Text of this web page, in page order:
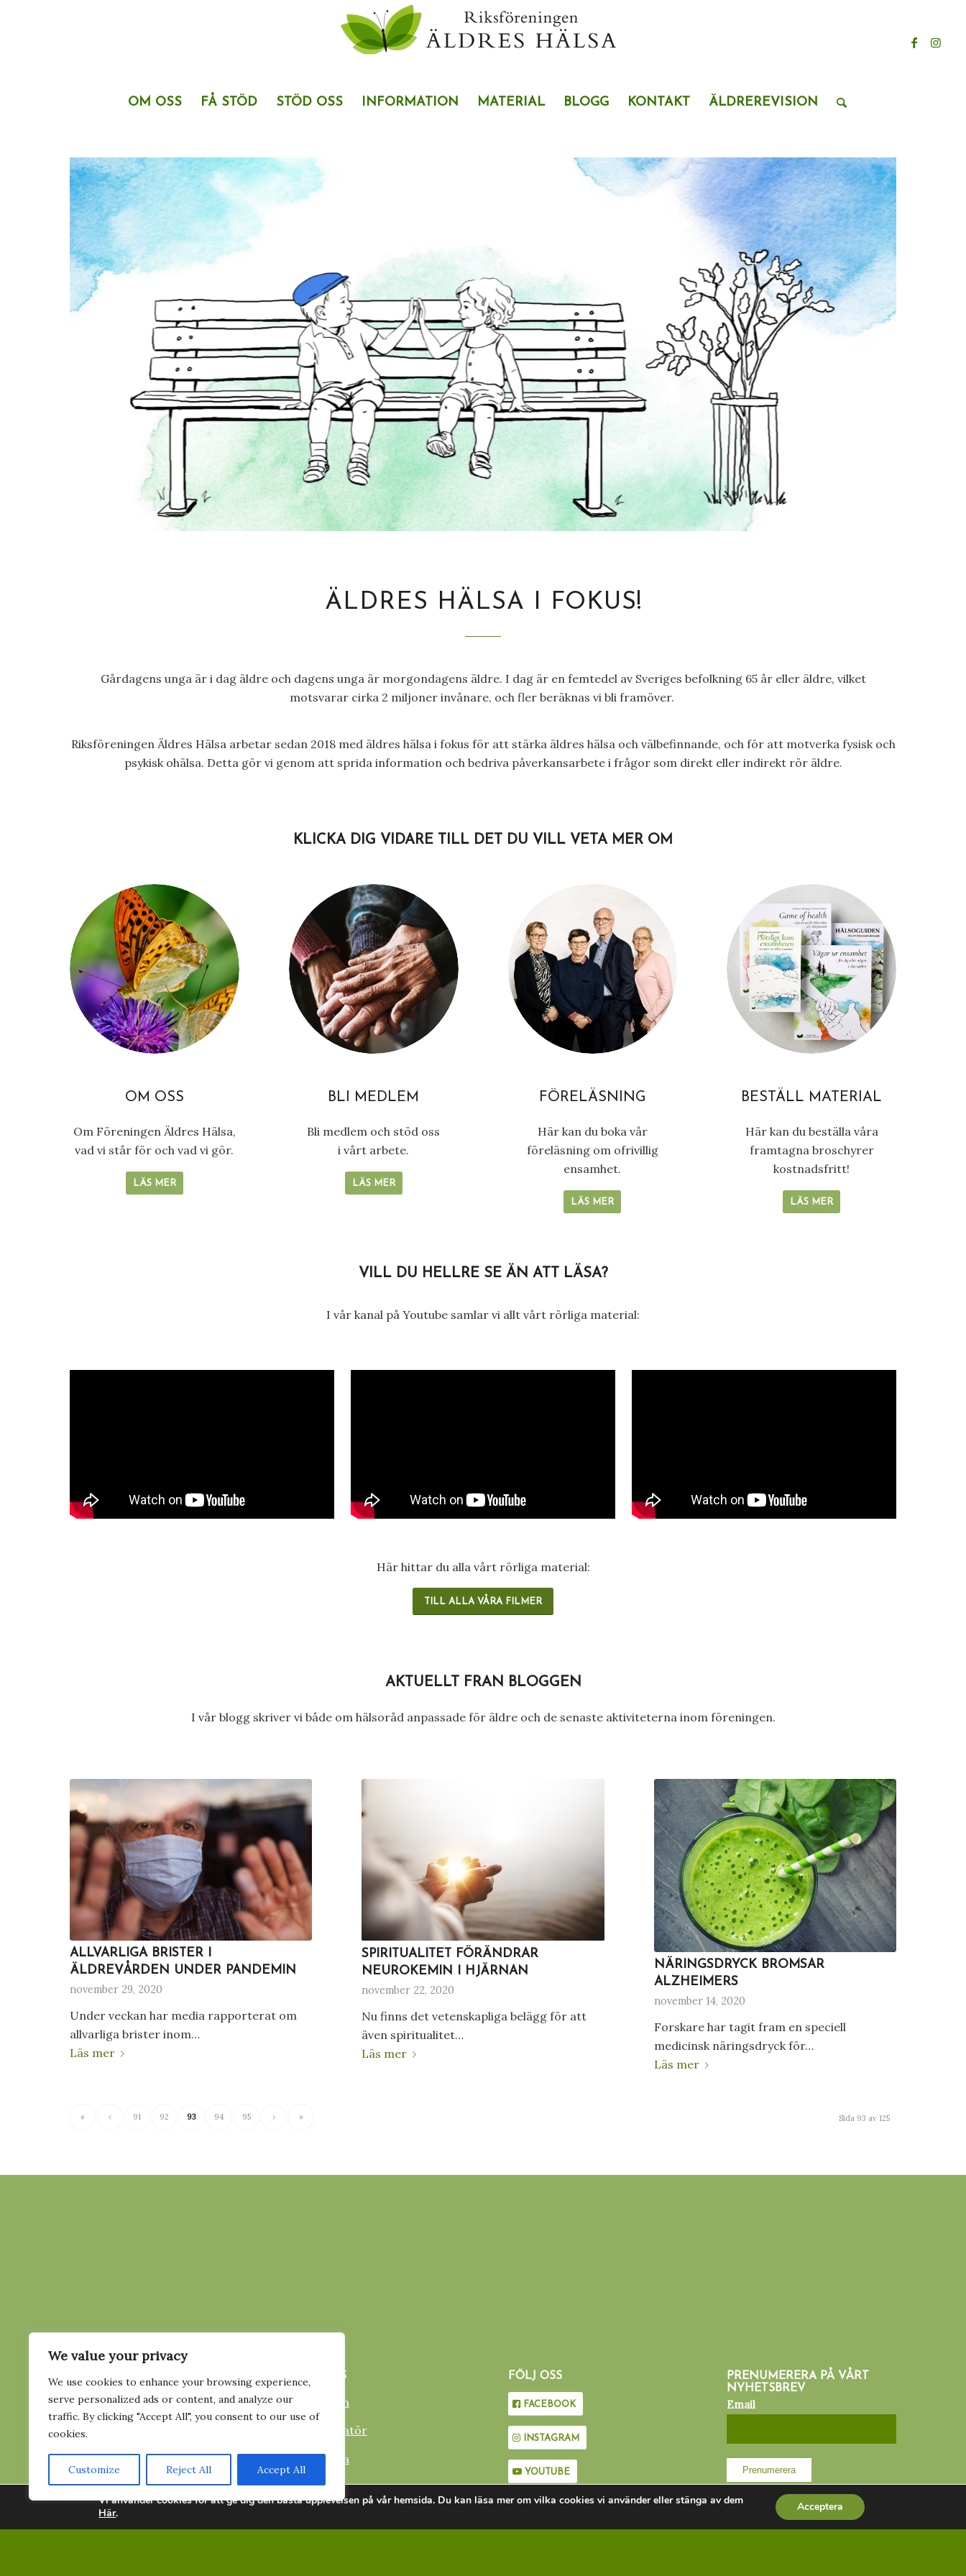
We value your privacy
We use cookies to enhance your browsing experience,
serve personalized ads or content, and analyze our
traffic. By clicking "Accept All", you consent to our use of
cookies.
Customize Reject All Accept All
OM OSS FÅ STÖD STÖD OSS INFORMATION MATERIAL BLOGG KONTAKT ÄLDREREVISION
ÄLDRES HÄLSA I FOKUS!
Gårdagens unga är i dag äldre och dagens unga är morgondagens äldre. I dag är en femtedel av Sveriges befolkning 65 år eller äldre, vilket
motsvarar cirka 2 miljoner invånare, och fler beräknas vi bli framöver.
Riksföreningen Äldres Hälsa arbetar sedan 2018 med äldres hälsa i fokus för att stärka äldres hälsa och välbefinnande, och för att motverka fysisk och
psykisk ohälsa. Detta gör vi genom att sprida information och bedriva påverkansarbete i frågor som direkt eller indirekt rör äldre.
KLICKA DIG VIDARE TILL DET DU VILL VETA MER OM
OM OSS
Om Föreningen Äldres Hälsa,
vad vi står för och vad vi gör.
LÄS MER
BLI MEDLEM
Bli medlem och stöd oss
i vårt arbete.
LÄS MER
FÖRELÄSNING
Här kan du boka vår
föreläsning om ofrivillig
ensamhet.
LÄS MER
BESTÄLL MATERIAL
Här kan du beställa våra
framtagna broschyrer
kostnadsfritt!
LÄS MER
VILL DU HELLRE SE ÄN ATT LÄSA?
I vår kanal på Youtube samlar vi allt vårt rörliga material:
Här hittar du alla vårt rörliga material:
TILL ALLA VÅRA FILMER
AKTUELLT FRÅN BLOGGEN
I vår blogg skriver vi både om hälsoråd anpassade för äldre och de senaste aktiviteterna inom föreningen.
ALLVARLIGA BRISTER I
ÄLDREVÅRDEN UNDER PANDEMIN
november 29, 2020
Under veckan har media rapporterat om
allvarliga brister inom…
Läs mer
SPIRITUALITET FÖRÄNDRAR
NEUROKEMIN I HJÄRNAN
november 22, 2020
Nu finns det vetenskapliga belägg för att
även spiritualitet…
Läs mer
NÄRINGSDRYCK BROMSAR
ALZHEIMERS
november 14, 2020
Forskare har tagit fram en speciell
medicinsk näringsdryck för…
Läs mer
Sida 93 av 125
« ‹ 91 92 93 94 95 › »
KONTAKT
info@aldreshalsa.com
Org.nr: 802514-5767
Bankgiro: 516-0262
Swish: 123 119 99 75
STÖD OSS
Bli medlem
Bli informatör
Ge en gåva
FÖLJ OSS
FACEBOOK
INSTAGRAM
YOUTUBE
PRENUMERERA PÅ VÅRT
NYHETSBREV
Email
Vi använder cookies för att ge dig den bästa upplevelsen på vår hemsida. Du kan läsa mer om vilka cookies vi använder eller stänga av dem
Här. Acceptera